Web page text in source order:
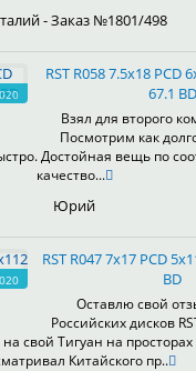
- Заказ №1801/498
RST R058 7.5x18 PCD
67.1 BD
Взял для второго
Посмотрим как
Достойная вещь по
качество...
Юрий
RST R047 7x17 PCD
BD
Оставлю свой
Российских дисков
свой Тигуан на
Китайского пр..